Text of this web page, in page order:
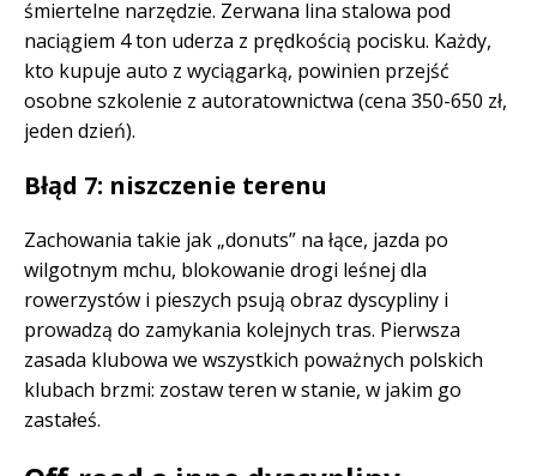
śmiertelne narzędzie. Zerwana lina stalowa pod
naciągiem 4 ton uderza z prędkością pocisku. Każdy,
kto kupuje auto z wyciągarką, powinien przejść
osobne szkolenie z autoratownictwa (cena 350-650 zł,
jeden dzień).
Błąd 7: niszczenie terenu
Zachowania takie jak „donuts” na łące, jazda po
wilgotnym mchu, blokowanie drogi leśnej dla
rowerzystów i pieszych psują obraz dyscypliny i
prowadzą do zamykania kolejnych tras. Pierwsza
zasada klubowa we wszystkich poważnych polskich
klubach brzmi: zostaw teren w stanie, w jakim go
zastałeś.